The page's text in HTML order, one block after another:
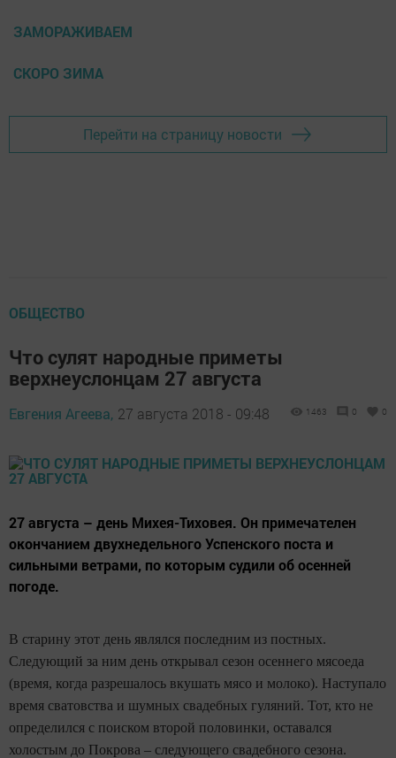
ЗАМОРАЖИВАЕМ
СКОРО ЗИМА
Перейти на страницу новости
ОБЩЕСТВО
Что сулят народные приметы
верхнеуслонцам 27 августа
Евгения Агеева, 27 августа 2018 - 09:48 1463 0 0
27 августа – день Михея-Тиховея. Он примечателен
окончанием двухнедельного Успенского поста и
сильными ветрами, по которым судили об осенней
погоде.
В старину этот день являлся последним из постных.
Следующий за ним день открывал сезон осеннего мясоеда
(время, когда разрешалось вкушать мясо и молоко). Наступало
время сватовства и шумных свадебных гуляний. Тот, кто не
определился с поиском второй половинки, оставался
холостым до Покрова – следующего свадебного сезона.